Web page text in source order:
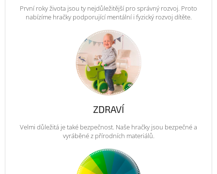
První roky života jsou ty nejdůležitější pro správný rozvoj. Proto
nabízíme hračky podporující mentální i fyzický rozvoj dítěte.
ZDRAVÍ
Velmi důležitá je také bezpečnost. Naše hračky jsou bezpečné a
vyráběné z přírodních materiálů.